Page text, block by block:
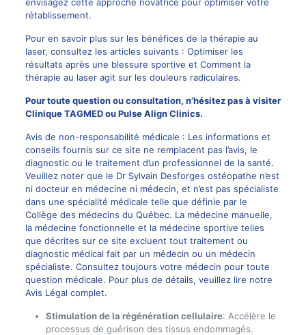
rétablissement.
Pour en savoir plus sur les bénéfices de la thérapie au
laser, consultez les articles suivants : Optimiser les
résultats après une blessure sportive et Comment la
thérapie au laser agit sur les douleurs radiculaires.
Pour toute question ou consultation, n’hésitez pas à visiter
Clinique TAGMEDouPulse Align Clinics.
Avis de non-responsabilité médicale : Les informations et
conseils fournis sur ce site ne remplacent pas l’avis, le
diagnostic ou le traitement d’un professionnel de la santé.
Veuillez noter que le Dr Sylvain Desforges ostéopathe n’est
ni docteur en médecine ni médecin, et n’est pas spécialiste
dans une spécialité médicale telle que définie par le
Collège des médecins du Québec. La médecine manuelle,
la médecine fonctionnelle et la médecine sportive telles
que décrites sur ce site excluent tout traitement ou
diagnostic médical fait par un médecin ou un médecin
spécialiste. Consultez toujours votre médecin pour toute
question médicale. Pour plus de détails, veuillez lire notre
Avis Légal complet.
Stimulation de la régénération cellulaire: Accélère le
processus de guérison des tissus endommagés.